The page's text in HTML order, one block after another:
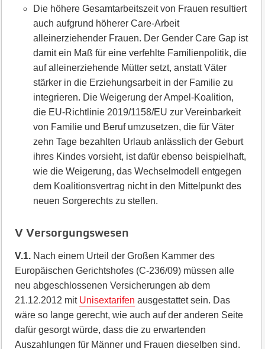
Die höhere Gesamtarbeitszeit von Frauen resultiert
auch aufgrund höherer Care-Arbeit
alleinerziehender Frauen. Der Gender Care Gap ist
damit ein Maß für eine verfehlte Familienpolitik, die
auf alleinerziehende Mütter setzt, anstatt Väter
stärker in die Erziehungsarbeit in der Familie zu
integrieren. Die Weigerung der Ampel-Koalition,
die EU-Richtlinie 2019/1158/EU zur Vereinbarkeit
von Familie und Beruf umzusetzen, die für Väter
zehn Tage bezahlten Urlaub anlässlich der Geburt
ihres Kindes vorsieht, ist dafür ebenso beispielhaft,
wie die Weigerung, das Wechselmodell entgegen
dem Koalitionsvertrag nicht in den Mittelpunkt des
neuen Sorgerechts zu stellen.
V Versorgungswesen
V.1. Nach einem Urteil der Großen Kammer des
Europäischen Gerichtshofes (C-236/09) müssen alle
neu abgeschlossenen Versicherungen ab dem
21.12.2012 mit Unisextarifen ausgestattet sein. Das
wäre so lange gerecht, wie auch auf der anderen Seite
dafür gesorgt würde, dass die zu erwartenden
Auszahlungen für Männer und Frauen dieselben sind.